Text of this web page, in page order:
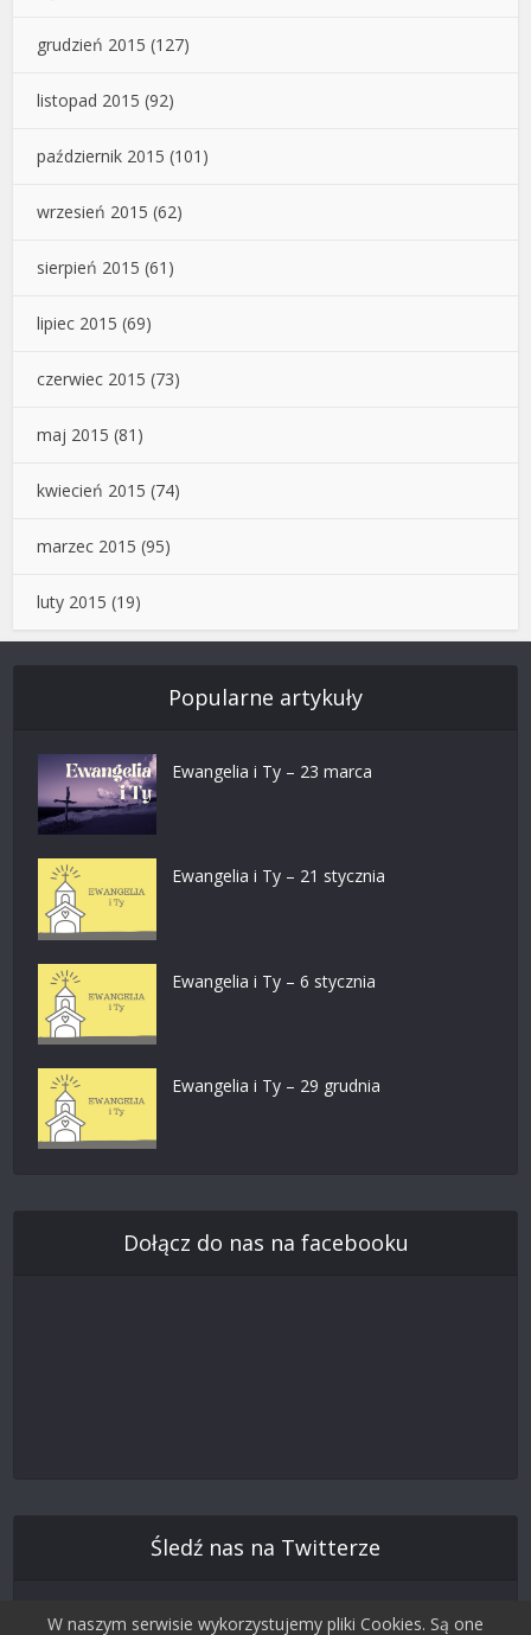
grudzień 2015 (127)
listopad 2015 (92)
październik 2015 (101)
wrzesień 2015 (62)
sierpień 2015 (61)
lipiec 2015 (69)
czerwiec 2015 (73)
maj 2015 (81)
kwiecień 2015 (74)
marzec 2015 (95)
luty 2015 (19)
Popularne artykuły
Ewangelia i Ty – 23 marca
Ewangelia i Ty – 21 stycznia
Ewangelia i Ty – 6 stycznia
Ewangelia i Ty – 29 grudnia
Dołącz do nas na facebooku
Śledź nas na Twitterze
W naszym serwisie wykorzystujemy pliki Cookies. Są one